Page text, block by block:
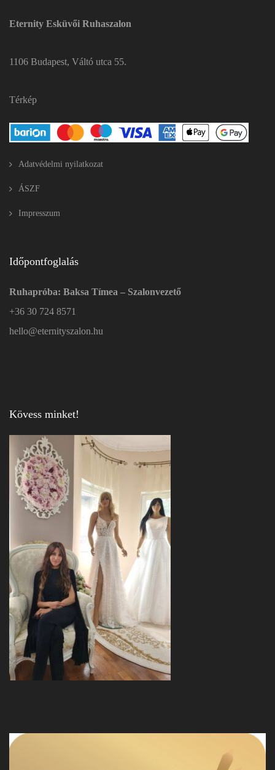
Eternity Esküvői Ruhaszalon
1106 Budapest, Váltó utca 55.
Térkép
Adatvédelmi nyilatkozat
ÁSZF
Impresszum
Időpontfoglalás
Ruhapróba: Baksa Tímea – Szalonvezető
+36 30 724 8571
hello@eternityszalon.hu
Kövess minket!